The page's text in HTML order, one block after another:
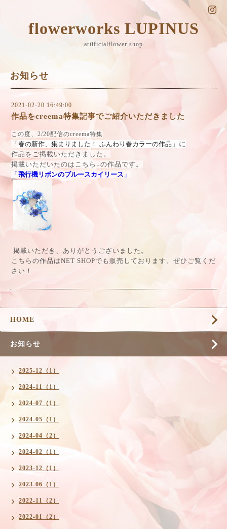
flowerworks LUPINUS
artificialflower shop
お知らせ
2021-02-20 16:49:00
作品をcreema特集記事でご紹介いただきました
この度、2/20配信のcreema特集
「 春の新作、集まりました！ ふんわり春カラーの作品 」に
作品をご掲載いただきました。
掲載いただいたのはこちら↓の作品です。
「 飛行機リボンのブルースカイリース 」
掲載いただき、ありがとうございました。
こちらの作品はNET SHOPでも販売しております。ぜひご覧くだ
さい！
HOME
お知らせ
2025-12（1）
2024-11（1）
2024-07（1）
2024-05（1）
2024-04（2）
2024-02（1）
2023-12（1）
2023-06（1）
2022-11（2）
2022-01（2）